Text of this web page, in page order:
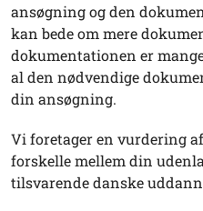
ansøgning og den
kan bede om mere
dokumentationen er
al den nødvendige
din ansøgning.
Vi foretager en vurdering
forskelle mellem din
tilsvarende danske